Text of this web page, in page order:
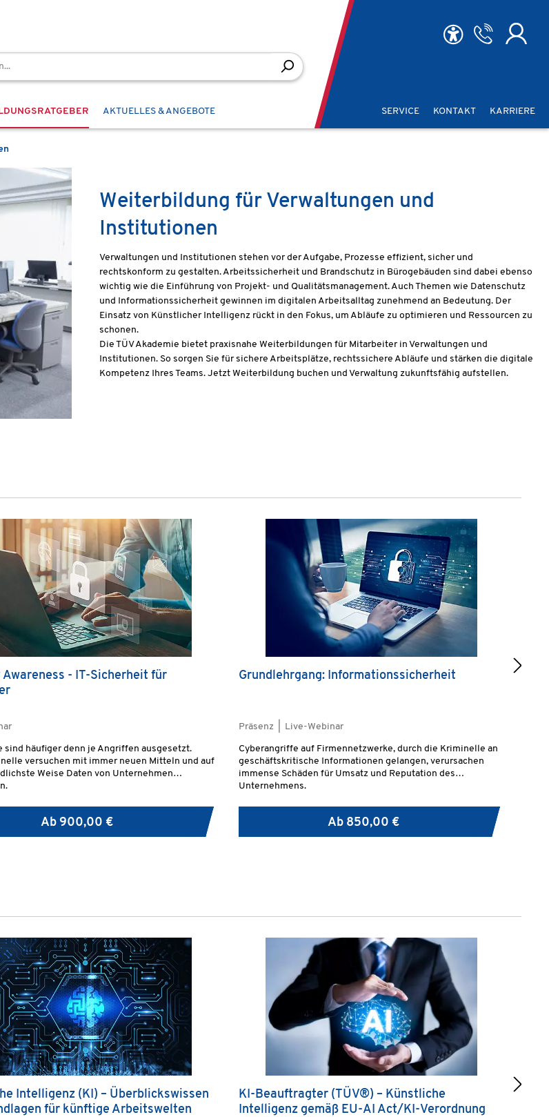
AKTUELLES & ANGEBOTE SERVICE KONTAKT KARRIERE
Weiterbildung für Verwaltungen und
Institutionen
Verwaltungen und Institutionen stehen vor der Aufgabe, Prozesse effizient, sicher und
rechtskonform zu gestalten. Arbeitssicherheit und Brandschutz in Bürogebäuden sind dabei ebenso
wichtig wie die Einführung von Projekt- und Qualitätsmanagement. Auch Themen wie Datenschutz
und Informationssicherheit gewinnen im digitalen Arbeitsalltag zunehmend an Bedeutung. Der
Einsatz von Künstlicher Intelligenz rückt in den Fokus, um Abläufe zu optimieren und Ressourcen zu
schonen.
Die TÜV Akademie bietet praxisnahe Weiterbildungen für Mitarbeiter in Verwaltungen und
Institutionen. So sorgen Sie für sichere Arbeitsplätze, rechtssichere Abläufe und stärken die digitale
Kompetenz Ihres Teams. Jetzt Weiterbildung buchen und Verwaltung zukunftsfähig aufstellen.
- IT-Sicherheit für
sind häufiger denn je Angriffen ausgesetzt.
versuchen mit immer neuen Mitteln und auf
Weise Daten von Unternehmen
Ab900,00 €
Grundlehrgang: Informationssicherheit
Präsenz | Live-Webinar
Cyberangriffe auf Firmennetzwerke, durch die Kriminelle an
geschäftskritische Informationen gelangen, verursachen
immense Schäden für Umsatz und Reputation des
Unternehmens.
Ab 850,00 €
Intelligenz (KI) – Überblickswissen
für künftige Arbeitswelten
KI-Beauftragter (TÜV®) – Künstliche
Intelligenz gemäß EU-AI Act/KI-Verordnung